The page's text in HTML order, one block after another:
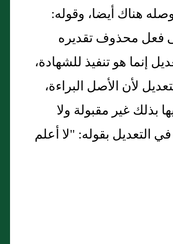
هناك أيضا، وقوله:
فعل محذوف تقديره
إنما هو تنفيذ للشهادة،
لأن الأصل البراءة،
بذلك غير مقبولة ولا
التعديل بقوله: "لا أعلم